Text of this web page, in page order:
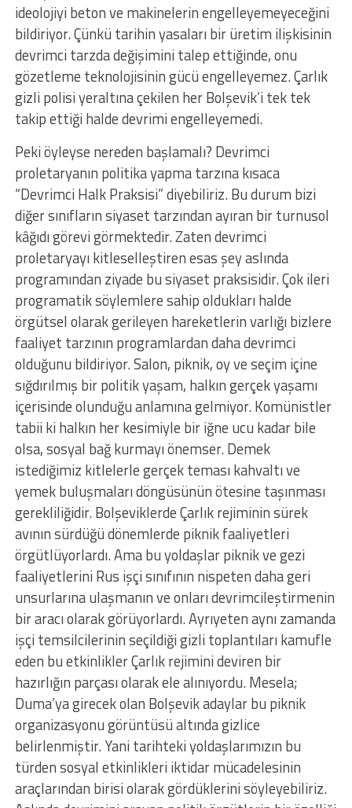
ideolojiyi beton ve makinelerin engelleyemeyeceğini
bildiriyor. Çünkü tarihin yasaları bir üretim ilişkisinin
devrimci tarzda değişimini talep ettiğinde, onu
gözetleme teknolojisinin gücü engelleyemez. Çarlık
gizli polisi yeraltına çekilen her Bolşevik’i tek tek
takip ettiği halde devrimi engelleyemedi.
Peki öyleyse nereden başlamalı? Devrimci
proletaryanın politika yapma tarzına kısaca
“Devrimci Halk Praksisi” diyebiliriz. Bu durum bizi
diğer sınıfların siyaset tarzından ayıran bir turnusol
kâğıdı görevi görmektedir. Zaten devrimci
proletaryayı kitleselleştiren esas şey aslında
programından ziyade bu siyaset praksisidir. Çok ileri
programatik söylemlere sahip oldukları halde
örgütsel olarak gerileyen hareketlerin varlığı bizlere
faaliyet tarzının programlardan daha devrimci
olduğunu bildiriyor. Salon, piknik, oy ve seçim içine
sığdırılmış bir politik yaşam, halkın gerçek yaşamı
içerisinde olunduğu anlamına gelmiyor. Komünistler
tabii ki halkın her kesimiyle bir iğne ucu kadar bile
olsa, sosyal bağ kurmayı önemser. Demek
istediğimiz kitlelerle gerçek teması kahvaltı ve
yemek buluşmaları döngüsünün ötesine taşınması
gerekliliğidir. Bolşeviklerde Çarlık rejiminin sürek
avının sürdüğü dönemlerde piknik faaliyetleri
örgütlüyorlardı. Ama bu yoldaşlar piknik ve gezi
faaliyetlerini Rus işçi sınıfının nispeten daha geri
unsurlarına ulaşmanın ve onları devrimcileştirmenin
bir aracı olarak görüyorlardı. Ayrıyeten aynı zamanda
işçi temsilcilerinin seçildiği gizli toplantıları kamufle
eden bu etkinlikler Çarlık rejimini deviren bir
hazırlığın parçası olarak ele alınıyordu. Mesela;
Duma’ya girecek olan Bolşevik adaylar bu piknik
organizasyonu görüntüsü altında gizlice
belirlenmiştir. Yani tarihteki yoldaşlarımızın bu
türden sosyal etkinlikleri iktidar mücadelesinin
araçlarından birisi olarak gördüklerini söyleyebiliriz.